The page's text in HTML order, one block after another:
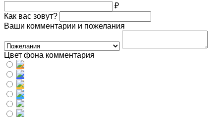
₽
Как вас зовут?
Ваши комментарии и пожелания
Цвет фона комментария